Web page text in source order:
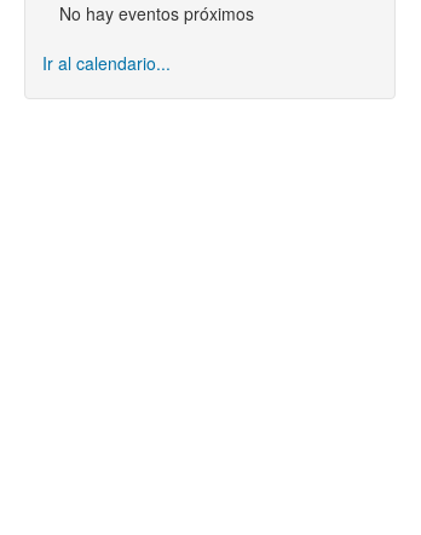
No hay eventos próximos
Ir al calendario...